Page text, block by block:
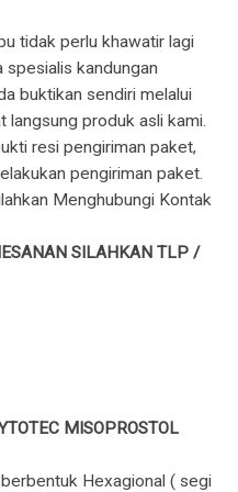
tidak perlu khawatir lagi
kandungan
buktikan sendiri melalui
langsung produk asli kami.
resi pengiriman paket,
pengiriman paket.
Menghubungi Kontak
SILAHKAN TLP /
MISOPROSTOL
Hexagional ( segi